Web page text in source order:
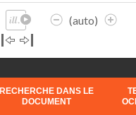
(auto)
RECHERCHE DANS LE
DOCUMENT